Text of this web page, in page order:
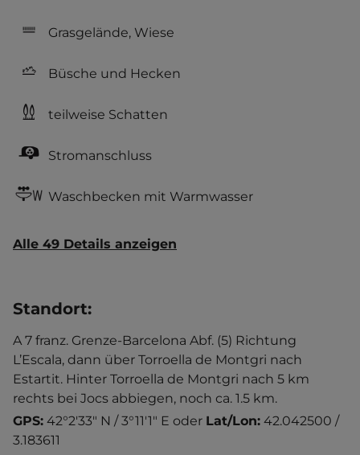
Grasgelände, Wiese
Büsche und Hecken
teilweise Schatten
Stromanschluss
Waschbecken mit Warmwasser
Alle 49 Details anzeigen
Standort:
A 7 franz. Grenze-Barcelona Abf. (5) Richtung
L’Escala, dann über Torroella de Montgri nach
Estartit. Hinter Torroella de Montgri nach 5 km
rechts bei Jocs abbiegen, noch ca. 1.5 km.
GPS: 42°2'33" N / 3°11'1" E oder Lat/Lon: 42.042500 /
3.183611